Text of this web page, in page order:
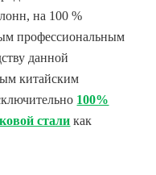
на 100 %
профессиональным
данной
китайским
100%
стали как